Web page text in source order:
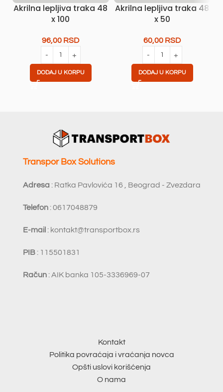
Akrilna lepljiva traka 48
x 100
96,00 RSD
DODAJ U KORPU
Akrilna lepljiva traka 48
x 50
60,00 RSD
DODAJ U KORPU
Transpor Box Solutions
Adresa : Ratka Pavlovića 16 , Beograd - Zvezdara
Telefon : 0617048879
E-mail : kontakt@transportbox.rs
PIB : 115501831
Račun : AIK banka 105-3336969-07
Kontakt
Politika povraćaja i vraćanja novca
Opšti uslovi korišćenja
O nama